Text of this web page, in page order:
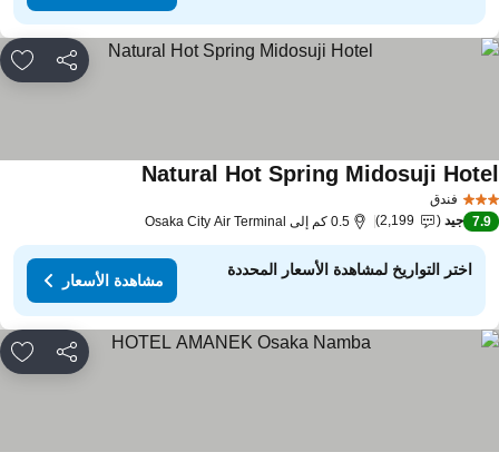
مشاركة
فندق
Natural Hot Spring Midosujiمشاهدة الأسعار
7.9 جيد 2,199 0.5 كم إلى Osaka City Air Terminal
اختر التواريخ لمشاهدة الأسعار المحددة
مشاهدة الأسعار
مشاركة